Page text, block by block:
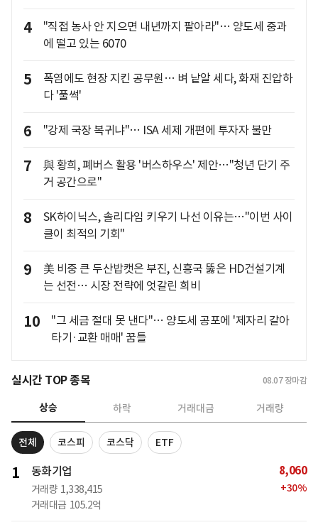
4
"직접 농사 안 지으면 내년까지 팔아라"… 양도세 중과
에 떨고 있는 6070
5
폭염에도 현장 지킨 공무원… 벼 낱알 세다, 화재 진압하
다 '풀썩'
6 "강제 국장 복귀냐"… ISA 세제 개편에 투자자 불만
7
與 황희, 폐버스 활용 '버스하우스' 제안…"청년 단기 주
거 공간으로"
8
SK하이닉스, 솔리다임 키우기 나선 이유는…"이번 사이
클이 최적의 기회"
9
美 비중 큰 두산밥캣은 부진, 신흥국 뚫은 HD건설기계
는 선전… 시장 전략에 엇갈린 희비
10
"그 세금 절대 못 낸다"… 양도세 공포에 '제자리 갈아
타기·교환 매매' 꿈틀
실시간 TOP 종목 08.07 장마감
상승 하락 거래대금 거래량
전체 코스피 코스닥 ETF
1 동화기업
거래량 1,338,415
거래대금 105.2억
8,060
+30%